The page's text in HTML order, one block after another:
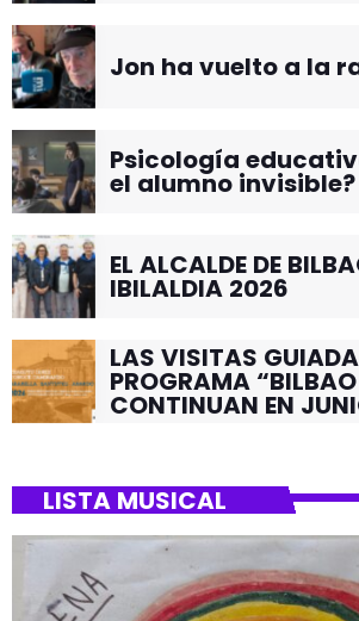
Jon ha vuelto a la
Psicología
el alumno invisible?
EL ALCALDE DE
IBILALDIA 2026
LAS VISITAS
PROGRAMA
CONTINUAN EN
LISTA MUSICAL